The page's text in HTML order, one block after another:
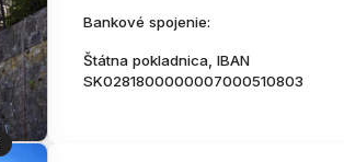
Bankové spojenie:
Štátna pokladnica, IBAN
SK0281800000007000510803